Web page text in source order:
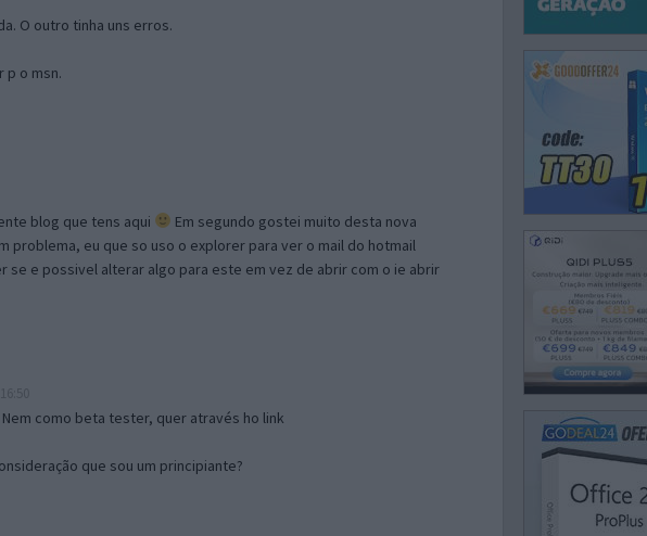
O outro tinha uns erros.
p o msn.
blog que tens aqui
Em segundo gostei muito desta nova
problema, eu que so uso o explorer para ver o mail do hotmail
se e possivel alterar algo para este em vez de abrir com o ie abrir
como beta tester, quer através ho link
que sou um principiante?